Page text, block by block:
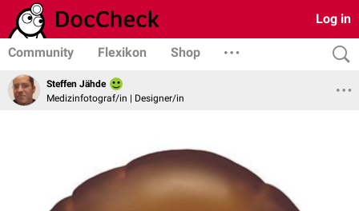
Log in
Community Flexikon Shop
Steffen Jähde
Medizinfotograf/in | Designer/in